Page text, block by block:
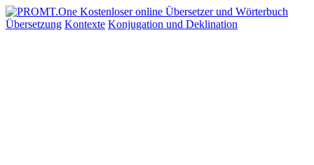
Übersetzung Kontexte Konjugation und Deklination